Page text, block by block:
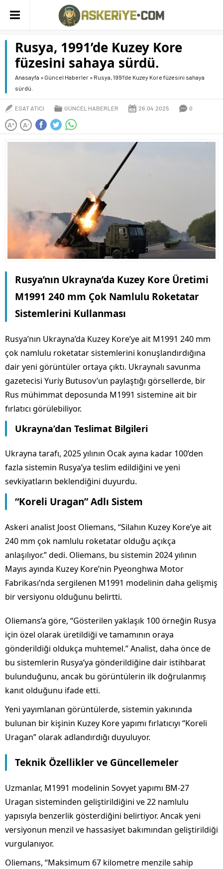
Rusya, 1991’de Kuzey Kore
füzesini sahaya sürdü.
Anasayfa » Güncel Haberler » Rusya, 1991’de Kuzey Kore füzesini sahaya
sürdü.
ESAT ATICI GÜNCEL HABERLER 26.04.2025 0
A+ A-
Rusya’nın Ukrayna’da Kuzey Kore Üretimi
M1991 240 mm Çok Namlulu Roketatar
Sistemlerini Kullanması
Rusya’nın Ukrayna’da Kuzey Kore’ye ait M1991 240 mm
çok namlulu roketatar sistemlerini konuşlandırdığına
dair yeni görüntüler ortaya çıktı. Ukraynalı savunma
gazetecisi Yuriy Butusov’un paylaştığı görsellerde, bir
Rus mühimmat deposunda M1991 sistemine ait bir
fırlatıcı görülebiliyor.
Ukrayna’dan Teslimat Bilgileri
Ukrayna tarafı, 2025 yılının Ocak ayına kadar 100’den
fazla sistemin Rusya’ya teslim edildiğini ve yeni
sevkiyatların beklendiğini duyurdu.
“Koreli Uragan” Adlı Sistem
Askeri analist Joost Oliemans, “Silahın Kuzey Kore’ye ait
240 mm çok namlulu roketatar olduğu açıkça
anlaşılıyor.” dedi. Oliemans, bu sistemin 2024 yılının
Mayıs ayında Kuzey Kore’nin Pyeonghwa Motor
Fabrikası’nda sergilenen M1991 modelinin daha gelişmiş
bir versiyonu olduğunu belirtti.
Oliemans’a göre, “Gösterilen yaklaşık 100 örneğin Rusya
için özel olarak üretildiği ve tamamının oraya
gönderildiği oldukça muhtemel.” Analist, daha önce de
bu sistemlerin Rusya’ya gönderildiğine dair istihbarat
bulunduğunu, ancak bu görüntülerin ilk doğrulanmış
kanıt olduğunu ifade etti.
Yeni yayımlanan görüntülerde, sistemin yakınında
bulunan bir kişinin Kuzey Kore yapımı fırlatıcıyı “Koreli
Uragan” olarak adlandırdığı duyuluyor.
Teknik Özellikler ve Güncellemeler
Uzmanlar, M1991 modelinin Sovyet yapımı BM-27
Uragan sisteminden geliştirildiğini ve 22 namlulu
yapısıyla benzerlik gösterdiğini belirtiyor. Ancak yeni
versiyonun menzil ve hassasiyet bakımından geliştirildiği
vurgulanıyor.
Oliemans, “Maksimum 67 kilometre menzile sahip